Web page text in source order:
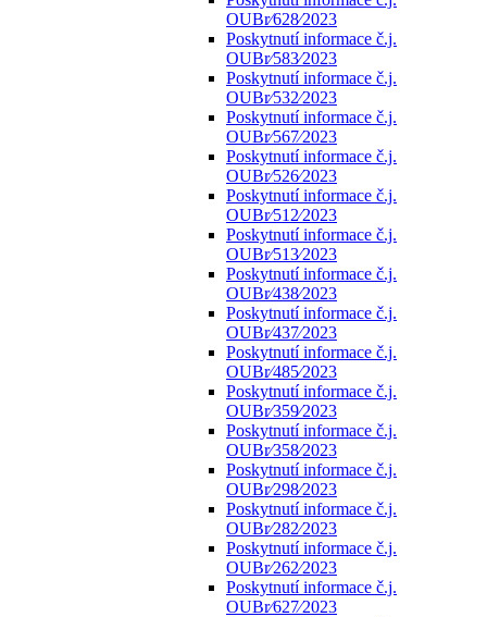
OUBr⁄628⁄2023
Poskytnutí informace č.j.
OUBr⁄583⁄2023
Poskytnutí informace č.j.
OUBr⁄532⁄2023
Poskytnutí informace č.j.
OUBr⁄567⁄2023
Poskytnutí informace č.j.
OUBr⁄526⁄2023
Poskytnutí informace č.j.
OUBr⁄512⁄2023
Poskytnutí informace č.j.
OUBr⁄513⁄2023
Poskytnutí informace č.j.
OUBr⁄438⁄2023
Poskytnutí informace č.j.
OUBr⁄437⁄2023
Poskytnutí informace č.j.
OUBr⁄485⁄2023
Poskytnutí informace č.j.
OUBr⁄359⁄2023
Poskytnutí informace č.j.
OUBr⁄358⁄2023
Poskytnutí informace č.j.
OUBr⁄298⁄2023
Poskytnutí informace č.j.
OUBr⁄282⁄2023
Poskytnutí informace č.j.
OUBr⁄262⁄2023
Poskytnutí informace č.j.
OUBr⁄627⁄2023